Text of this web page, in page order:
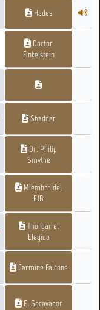
Hades
Doctor
Finkelstein
Shaddar
Dr. Philip
Smythe
Miembro del
EJB
Thorgar el
Elegido
Carmine Falcone
El Socavador